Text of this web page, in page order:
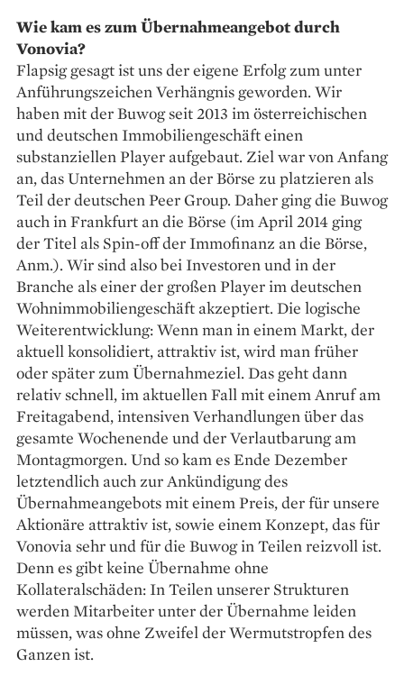
Wie kam es zum Übernahmeangebot durch
Vonovia?
Flapsig gesagt ist uns der eigene Erfolg zum unter
Anführungszeichen Verhängnis geworden. Wir
haben mit der Buwog seit 2013 im österreichischen
und deutschen Immobiliengeschäft einen
substanziellen Player aufgebaut. Ziel war von Anfang
an, das Unternehmen an der Börse zu platzieren als
Teil der deutschen Peer Group. Daher ging die Buwog
auch in Frankfurt an die Börse (im April 2014 ging
der Titel als Spin-off der Immofinanz an die Börse,
Anm.). Wir sind also bei Investoren und in der
Branche als einer der großen Player im deutschen
Wohnimmobiliengeschäft akzeptiert. Die logische
Weiterentwicklung: Wenn man in einem Markt, der
aktuell konsolidiert, attraktiv ist, wird man früher
oder später zum Übernahmeziel. Das geht dann
relativ schnell, im aktuellen Fall mit einem Anruf am
Freitagabend, intensiven Verhandlungen über das
gesamte Wochenende und der Verlautbarung am
Montagmorgen. Und so kam es Ende Dezember
letztendlich auch zur Ankündigung des
Übernahmeangebots mit einem Preis, der für unsere
Aktionäre attraktiv ist, sowie einem Konzept, das für
Vonovia sehr und für die Buwog in Teilen reizvoll ist.
Denn es gibt keine Übernahme ohne
Kollateralschäden: In Teilen unserer Strukturen
werden Mitarbeiter unter der Übernahme leiden
müssen, was ohne Zweifel der Wermutstropfen des
Ganzen ist.